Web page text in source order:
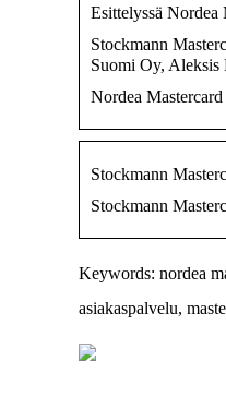
Esittelyssä Nordea
Stockmann
Suomi Oy,
Nordea
Stockmann
Stockmann
Keywords: nordea
asiakaspalvelu,